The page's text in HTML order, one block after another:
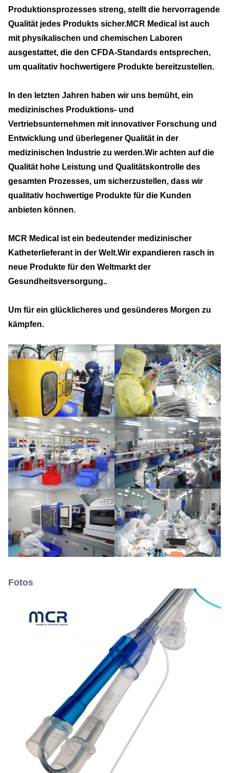
Produktionsprozesses streng, stellt die hervorragende
Qualität jedes Produkts sicher.MCR Medical ist auch
mit physikalischen und chemischen Laboren
ausgestattet, die den CFDA-Standards entsprechen,
um qualitativ hochwertigere Produkte bereitzustellen.
In den letzten Jahren haben wir uns bemüht, ein
medizinisches Produktions- und
Vertriebsunternehmen mit innovativer Forschung und
Entwicklung und überlegener Qualität in der
medizinischen Industrie zu werden.Wir achten auf die
Qualität hohe Leistung und Qualitätskontrolle des
gesamten Prozesses, um sicherzustellen, dass wir
qualitativ hochwertige Produkte für die Kunden
anbieten können.
MCR Medical ist ein bedeutender medizinischer
Katheterlieferant in der Welt.Wir expandieren rasch in
neue Produkte für den Weltmarkt der
Gesundheitsversorgung..
Um für ein glücklicheres und gesünderes Morgen zu
kämpfen.
Fotos